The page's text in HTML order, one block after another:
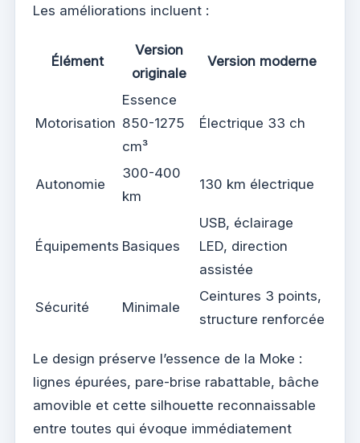
Les améliorations incluent :
Élément
Version
originale
Version moderne
Motorisation
Essence
850-1275
cm³
Électrique 33 ch
Autonomie
300-400
km
130 km électrique
Équipements Basiques
USB, éclairage
LED, direction
assistée
Sécurité Minimale
Ceintures 3 points,
structure renforcée
Le design préserve l’essence de la Moke :
lignes épurées, pare-brise rabattable, bâche
amovible et cette silhouette reconnaissable
entre toutes qui évoque immédiatement